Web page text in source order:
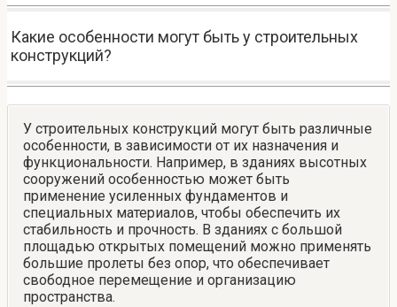
Какие особенности могут быть у строительных
конструкций?
У строительных конструкций могут быть различные
особенности, в зависимости от их назначения и
функциональности. Например, в зданиях высотных
сооружений особенностью может быть
применение усиленных фундаментов и
специальных материалов, чтобы обеспечить их
стабильность и прочность. В зданиях с большой
площадью открытых помещений можно применять
большие пролеты без опор, что обеспечивает
свободное перемещение и организацию
пространства.